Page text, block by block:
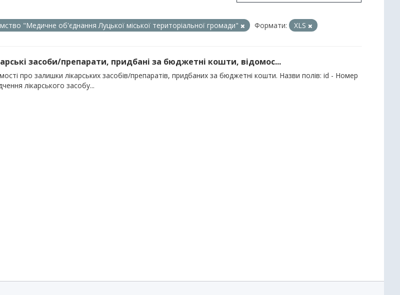
"Медичне об'єднання Луцької міської територіальної громади"
Формати: XLS
засоби/препарати, придбані за бюджетні кошти, відомос...
про залишки лікарських засобів/препаратів, придбаних за бюджетні кошти. Назви полів: id - Номер
лікарського засобу...